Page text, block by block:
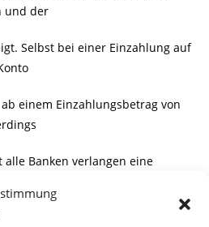
und der
Selbst bei einer Einzahlung auf
ab einem Einzahlungsbetrag von
Banken verlangen eine
Und sei es die Bezahlung